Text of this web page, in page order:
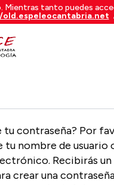
tanto puedes
tu contraseña? Por
tu nombre de usuario
Recibirás un
crear una